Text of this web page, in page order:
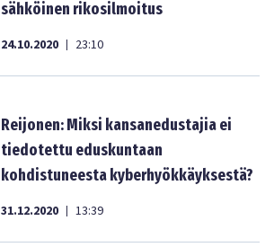
sähköinen rikosilmoitus
24.10.2020 | 23:10
Reijonen: Miksi kansanedustajia ei
tiedotettu eduskuntaan
kohdistuneesta kyberhyökkäyksestä?
31.12.2020 | 13:39